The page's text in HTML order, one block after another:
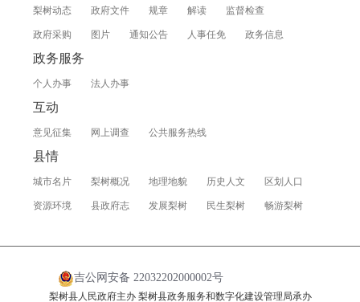
梨树动态 政府文件 规章 解读 监督检查
政府采购 图片 通知公告 人事任免 政务信息
政务服务
个人办事 法人办事
互动
意见征集 网上调查 公共服务热线
县情
城市名片 梨树概况 地理地貌 历史人文 区划人口
资源环境 县政府志 发展梨树 民生梨树 畅游梨树
吉公网安备 22032202000002号
梨树县人民政府主办 梨树县政务服务和数字化建设管理局承办